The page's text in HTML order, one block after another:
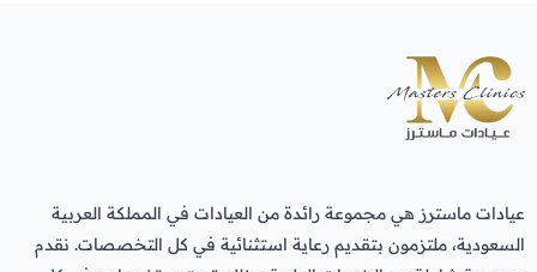
عيادات ماسترز هي مجموعة رائدة من العيادات في المملكة العربية
السعودية، ملتزمون بتقديم رعاية استثنائية في كل التخصصات. نقدم